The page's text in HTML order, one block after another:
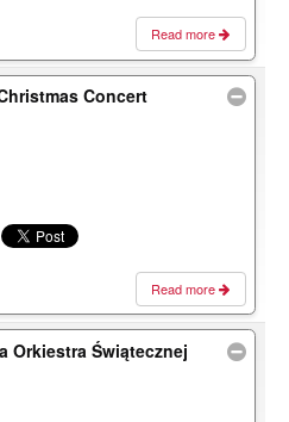
Read more
Concert
Read more
Orkiestra Świątecznej